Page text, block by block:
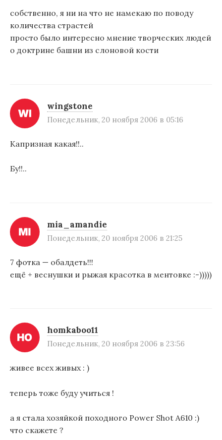
собственно, я ни на что не намекаю по поводу
количества страстей
просто было интересно мнение творческих людей
о доктрине башни из слоновой кости
wingstone
Понедельник, 20 ноября 2006 в 05:16
Капризная какая!!..
Бу!!..
mia_amandie
Понедельник, 20 ноября 2006 в 21:25
7 фотка — обалдеть!!!
ещё + веснушки и рыжая красотка в ментовке :-)))))
homkaboo11
Понедельник, 20 ноября 2006 в 23:56
живее всех живых : )
теперь тоже буду учиться !
а я стала хозяйкой походного Power Shot A610 :)
что скажете ?